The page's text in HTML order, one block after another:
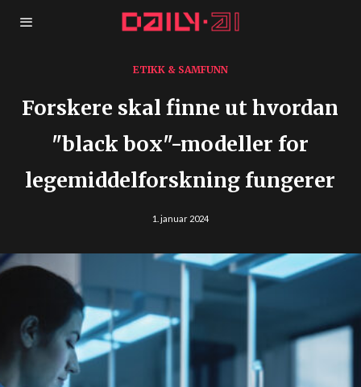
ETIKK & SAMFUNN
Forskere skal finne ut hvordan
"black box"-modeller for
legemiddelforskning fungerer
1. januar 2024